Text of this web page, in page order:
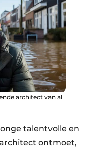
architect van al
talentvolle en
ontmoet,